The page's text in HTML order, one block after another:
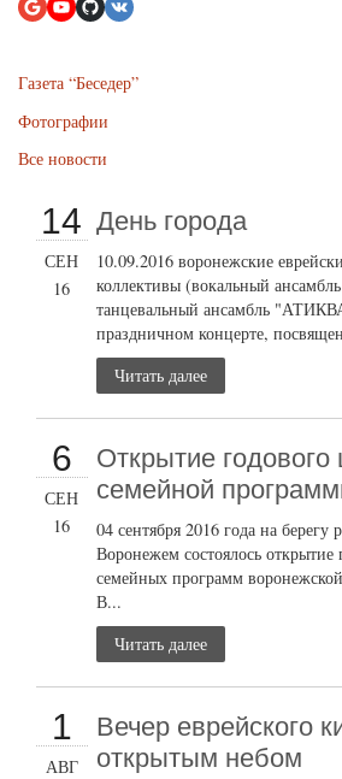
Газета “Беседер”
Фотографии
Все новости
14
СЕН
16
День города
10.09.2016 воронежские
коллективы (вокальный
танцевальный ансамбль
праздничном концерте,
Читать далее
6
СЕН
16
Открытие годового
семейной
04 сентября 2016 года на берегу
Воронежем состоялось открытие
семейных программ
В...
Читать далее
1
АВГ
Вечер еврейского
открытым небом